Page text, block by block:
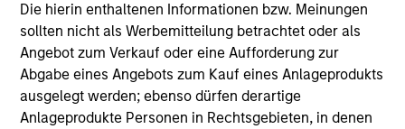
Die hierin enthaltenen Informationen bzw. Meinungen
sollten nicht als Werbemitteilung betrachtet oder als
Angebot zum Verkauf oder eine Aufforderung zur
Abgabe eines Angebots zum Kauf eines Anlageprodukts
ausgelegt werden; ebenso dürfen derartige
Anlageprodukte Personen in Rechtsgebieten, in denen
erhältlich. Die Schweizer Vertretung ist Carnegie Fund
Services S.A., 11, rue du Général-Dufour, 1204 Genf,
Schweiz. Die Schweizer Zahlstelle ist Banque Cantonale
de Genève, 17, quai de l’Ile, 1204 Genf, Schweiz.
Beendet die Verwaltungsgesellschaft des entsprechenden
Fonds ihre Vereinbarung zur Vermarktung dieses Fonds in